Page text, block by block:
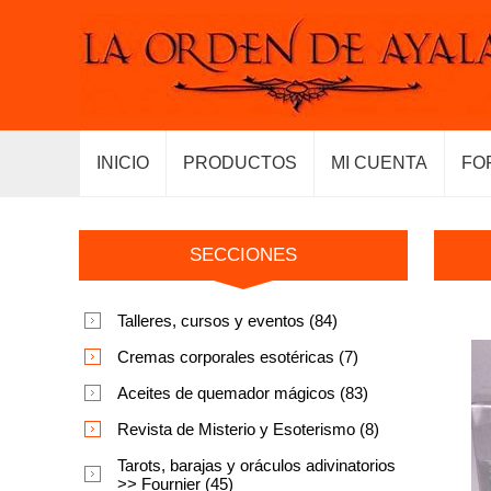
INICIO PRODUCTOS MI CUENTA
SECCIONES
Talleres, cursos y eventos (84)
Cremas corporales esotéricas (7)
Aceites de quemador mágicos (83)
Revista de Misterio y Esoterismo (8)
Tarots, barajas y oráculos adivinatorios
>> Fournier (45)